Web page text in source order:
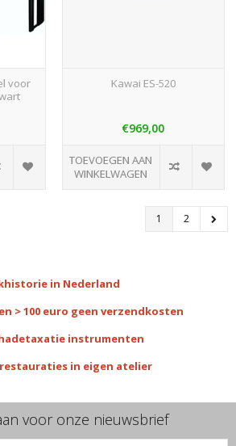
voor
Kawai ES-520
€969,00
TOEVOEGEN AAN
WINKELWAGEN
1 2
in Nederland
> 100 euro geen verzendkosten
instrumenten
in eigen atelier
voor onze nieuwsbrief